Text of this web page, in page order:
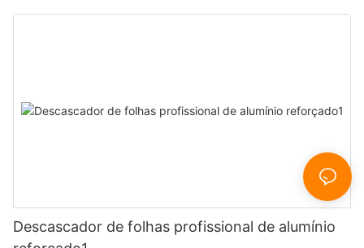
Descascador de folhas profissional de alumínio